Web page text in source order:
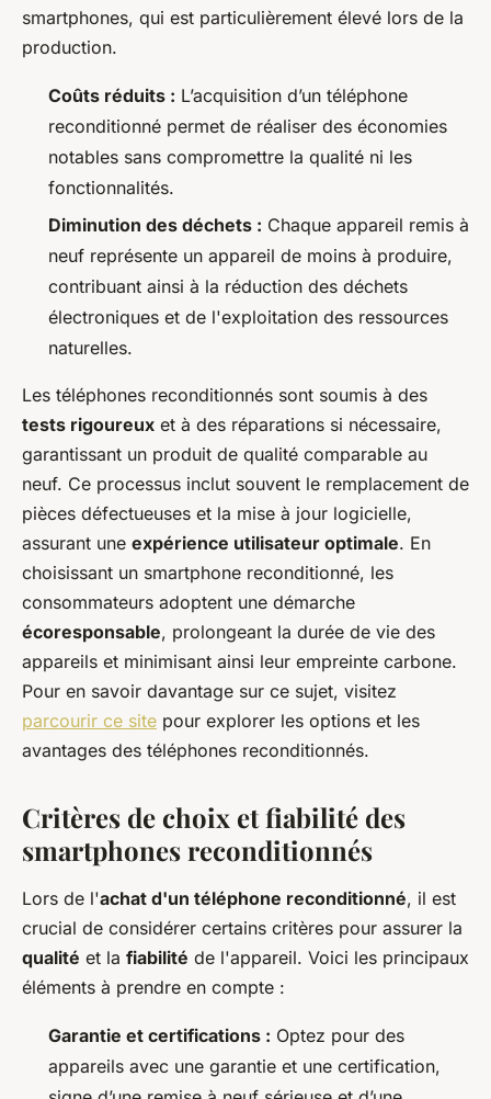
smartphones, qui est particulièrement élevé lors de la
production.
Coûts réduits : L’acquisition d’un téléphone
reconditionné permet de réaliser des économies
notables sans compromettre la qualité ni les
fonctionnalités.
Diminution des déchets : Chaque appareil remis à
neuf représente un appareil de moins à produire,
contribuant ainsi à la réduction des déchets
électroniques et de l'exploitation des ressources
naturelles.
Les téléphones reconditionnés sont soumis à des
tests rigoureux et à des réparations si nécessaire,
garantissant un produit de qualité comparable au
neuf. Ce processus inclut souvent le remplacement de
pièces défectueuses et la mise à jour logicielle,
assurant une expérience utilisateur optimale. En
choisissant un smartphone reconditionné, les
consommateurs adoptent une démarche
écoresponsable, prolongeant la durée de vie des
appareils et minimisant ainsi leur empreinte carbone.
Pour en savoir davantage sur ce sujet, visitez
parcourir ce site pour explorer les options et les
avantages des téléphones reconditionnés.
Critères de choix et fiabilité des
smartphones reconditionnés
Lors de l'achat d'un téléphone reconditionné, il est
crucial de considérer certains critères pour assurer la
qualité et la fiabilité de l'appareil. Voici les principaux
éléments à prendre en compte :
Garantie et certifications : Optez pour des
appareils avec une garantie et une certification,